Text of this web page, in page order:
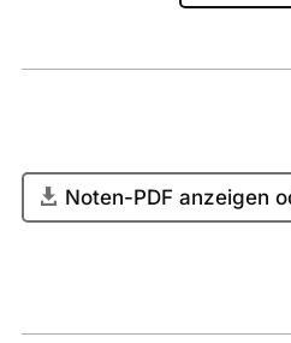
Noten-PDF anzeigen